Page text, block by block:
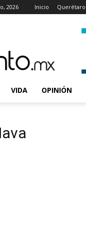
2026 Inicio Querétaro
VIDA OPINIÓN